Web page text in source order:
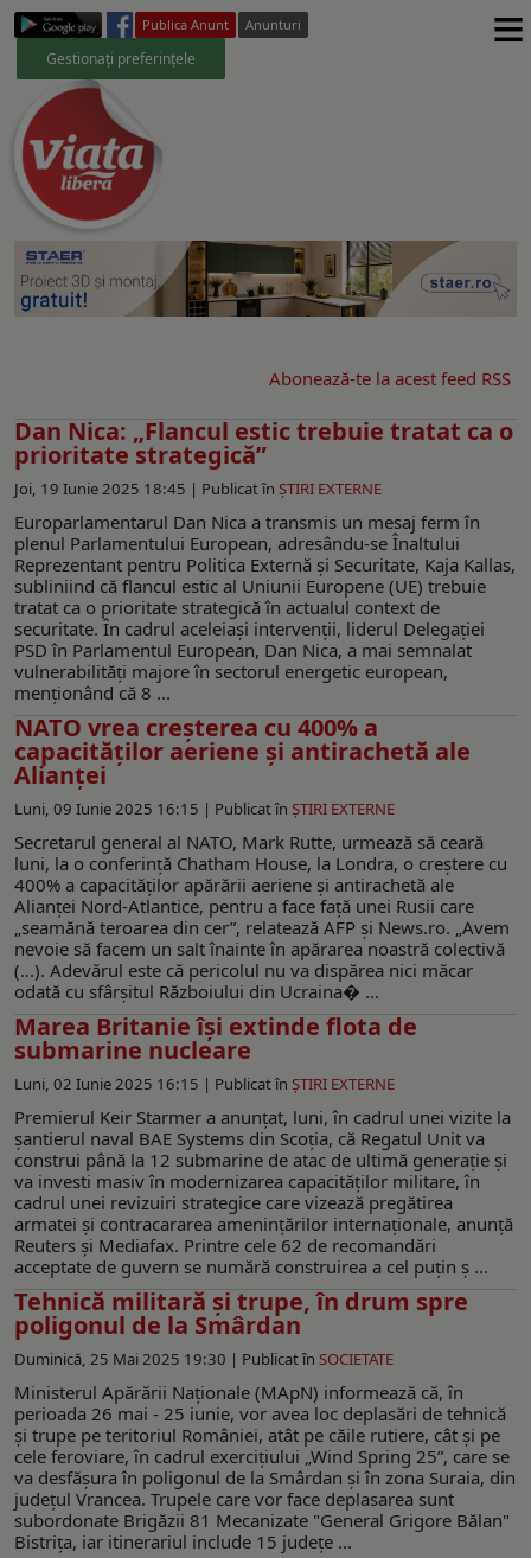
Publica Anunt Anunturi
Gestionați preferințele ≡
Abonează-te la acest feed RSS
Dan Nica: „Flancul estic trebuie tratat ca o
prioritate strategică”
Joi, 19 Iunie 2025 18:45 | Publicat în ŞTIRI EXTERNE
Europarlamentarul Dan Nica a transmis un mesaj ferm în
plenul Parlamentului European, adresându-se Înaltului
Reprezentant pentru Politica Externă și Securitate, Kaja Kallas,
subliniind că flancul estic al Uniunii Europene (UE) trebuie
tratat ca o prioritate strategică în actualul context de
securitate. În cadrul aceleiași intervenții, liderul Delegației
PSD în Parlamentul European, Dan Nica, a mai semnalat
vulnerabilități majore în sectorul energetic european,
menționând că 8 ...
NATO vrea creșterea cu 400% a
capacităților aeriene și antirachetă ale
Alianței
Luni, 09 Iunie 2025 16:15 | Publicat în ŞTIRI EXTERNE
Secretarul general al NATO, Mark Rutte, urmează să ceară
luni, la o conferință Chatham House, la Londra, o creștere cu
400% a capacităților apărării aeriene și antirachetă ale
Alianței Nord-Atlantice, pentru a face față unei Rusii care
„seamănă teroarea din cer”, relatează AFP și News.ro. „Avem
nevoie să facem un salt înainte în apărarea noastră colectivă
(...). Adevărul este că pericolul nu va dispărea nici măcar
odată cu sfârșitul Războiului din Ucraina� ...
Marea Britanie își extinde flota de
submarine nucleare
Luni, 02 Iunie 2025 16:15 | Publicat în ŞTIRI EXTERNE
Premierul Keir Starmer a anunțat, luni, în cadrul unei vizite la
șantierul naval BAE Systems din Scoția, că Regatul Unit va
construi până la 12 submarine de atac de ultimă generație și
va investi masiv în modernizarea capacităților militare, în
cadrul unei revizuiri strategice care vizează pregătirea
armatei și contracararea amenințărilor internaționale, anunță
Reuters și Mediafax. Printre cele 62 de recomandări
acceptate de guvern se numără construirea a cel puțin ș ...
Tehnică militară şi trupe, în drum spre
poligonul de la Smârdan
Duminică, 25 Mai 2025 19:30 | Publicat în SOCIETATE
Ministerul Apărării Naţionale (MApN) informează că, în
perioada 26 mai - 25 iunie, vor avea loc deplasări de tehnică
şi trupe pe teritoriul României, atât pe căile rutiere, cât şi pe
cele feroviare, în cadrul exerciţiului „Wind Spring 25”, care se
va desfăşura în poligonul de la Smârdan şi în zona Suraia, din
judeţul Vrancea. Trupele care vor face deplasarea sunt
subordonate Brigăzii 81 Mecanizate "General Grigore Bălan"
Bistriţa, iar itinerariul include 15 judeţe ...